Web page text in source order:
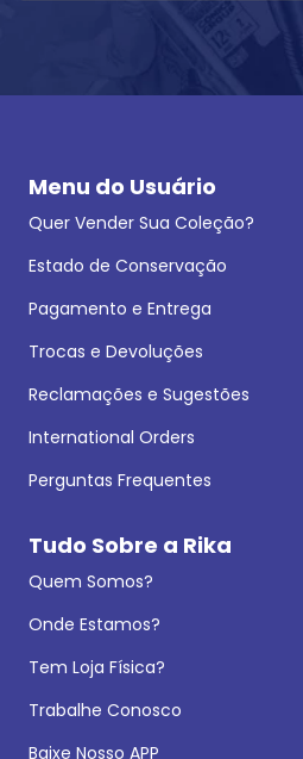
Menu do Usuário
Quer Vender Sua Coleção?
Estado de Conservação
Pagamento e Entrega
Trocas e Devoluções
Reclamações e Sugestões
International Orders
Perguntas Frequentes
Tudo Sobre a Rika
Quem Somos?
Onde Estamos?
Tem Loja Física?
Trabalhe Conosco
Baixe Nosso APP